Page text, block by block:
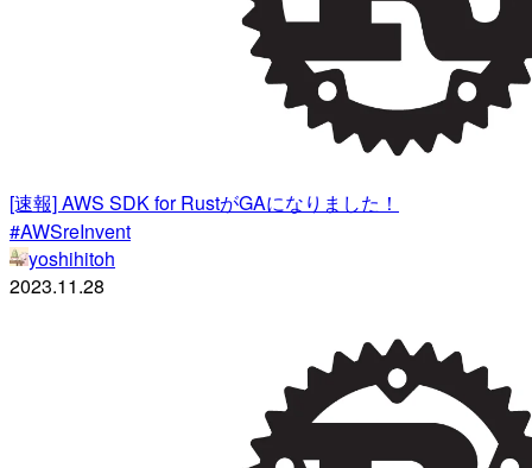
[速報] AWS SDK for RustがGAになりました！
#AWSreInvent
yoshihitoh
2023.11.28